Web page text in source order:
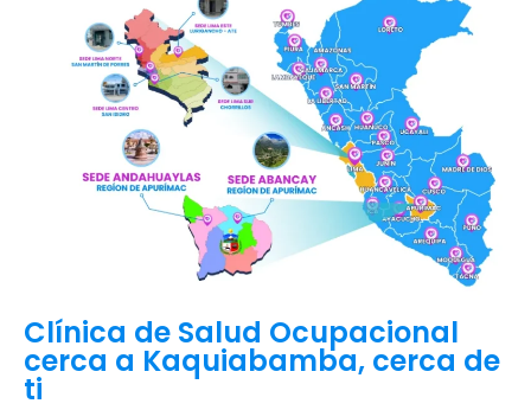
Clínica de Salud Ocupacional
cerca a Kaquiabamba, cerca de
ti